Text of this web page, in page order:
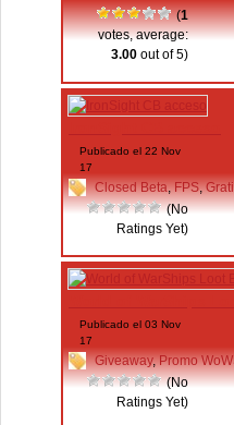
(1
votes, average:
3.00 out of 5)
Publicado el 22 Nov
17
Closed Beta,FPS,
(No
Ratings Yet)
Publicado el 03 Nov
17
Giveaway,Promo
(No
Ratings Yet)